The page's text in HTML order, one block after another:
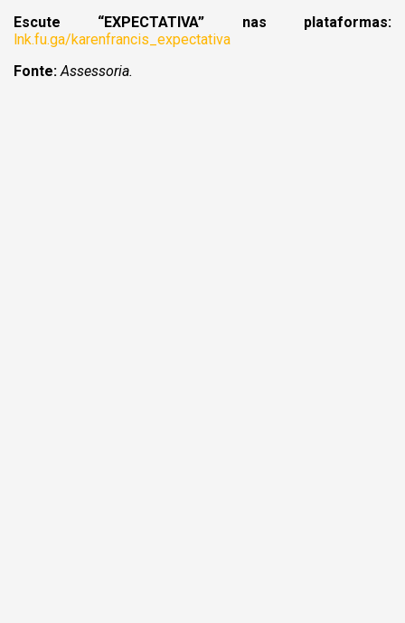
Escute “EXPECTATIVA” nas plataformas:
lnk.fu.ga/karenfrancis_expectativa
Fonte: Assessoria.